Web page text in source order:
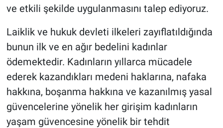
ve etkili şekilde uygulanmasını talep ediyoruz.
Laiklik ve hukuk devleti ilkeleri zayıflatıldığında
bunun ilk ve en ağır bedelini kadınlar
ödemektedir. Kadınların yıllarca mücadele
ederek kazandıkları medeni haklarına, nafaka
hakkına, boşanma hakkına ve kazanılmış yasal
güvencelerine yönelik her girişim kadınların
yaşam güvencesine yönelik bir tehdit